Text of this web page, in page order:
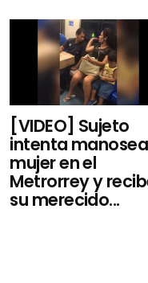
[VIDEO] Sujeto
intenta
mujer en el
Metrorrey y
su merecido...